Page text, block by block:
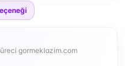
gormeklazim.com